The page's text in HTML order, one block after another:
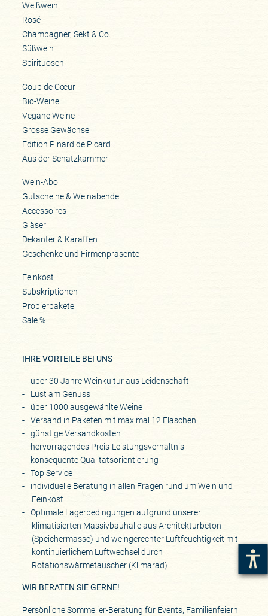
Weißwein
Rosé
Champagner, Sekt & Co.
Süßwein
Spirituosen
Coup de Cœur
Bio-Weine
Vegane Weine
Grosse Gewächse
Edition Pinard de Picard
Aus der Schatzkammer
Wein-Abo
Gutscheine & Weinabende
Accessoires
Gläser
Dekanter & Karaffen
Geschenke und Firmenpräsente
Feinkost
Subskriptionen
Probierpakete
Sale %
IHRE VORTEILE BEI UNS
über 30 Jahre Weinkultur aus Leidenschaft
Lust am Genuss
über 1000 ausgewählte Weine
Versand in Paketen mit maximal 12 Flaschen!
günstige Versandkosten
hervorragendes Preis-Leistungsverhältnis
konsequente Qualitätsorientierung
Top Service
individuelle Beratung in allen Fragen rund um Wein und
Feinkost
Optimale Lagerbedingungen aufgrund unserer
klimatisierten Massivbauhalle aus Architekturbeton
(Speichermasse) und weingerechter Luftfeuchtigkeit mit
kontinuierlichem Luftwechsel durch
Rotationswärmetauscher (Klimarad)
WIR BERATEN SIE GERNE!
Persönliche Sommelier-Beratung für Events, Familienfeiern